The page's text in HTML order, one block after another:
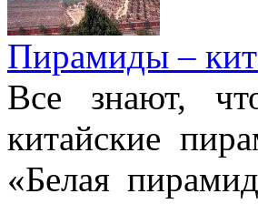
Пирамиды –
Все знают,
китайские
«Белая